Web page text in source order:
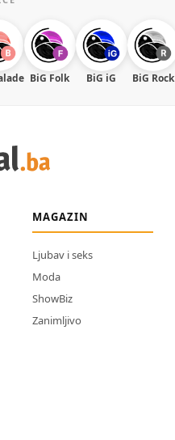
BiG Folk BiG iG BiG Rock
MAGAZIN
Ljubav i seks
Moda
ShowBiz
Zanimljivo